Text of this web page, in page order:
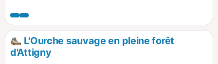
l'Ourche, un affluent de la Saône. Un
bon parcours avec plusieurs aires pour
s’arrêter.L'Ourche sauvage en pleine forêt
d'Attigny